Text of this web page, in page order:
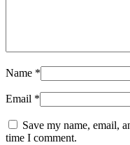
Name *
Email *
Save my name, email,
time I comment.